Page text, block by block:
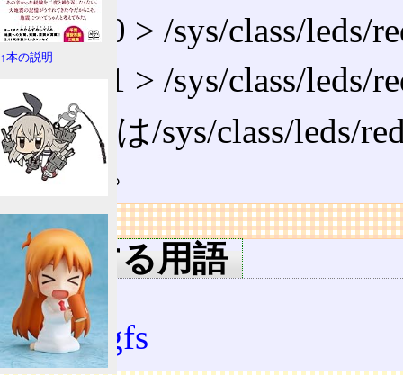
echo 0 > /sys/class/leds/
echo 1 > /sys/class/leds/
実際には/sys/class/leds/
ている。
リンク
関連する用語
/sys
debugfs
↑本の説明